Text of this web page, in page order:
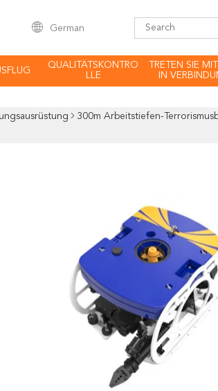
German
QUALITÄTSKONTRO
LLE
TRETEN SIE
IN
300m Arbeitstiefen-